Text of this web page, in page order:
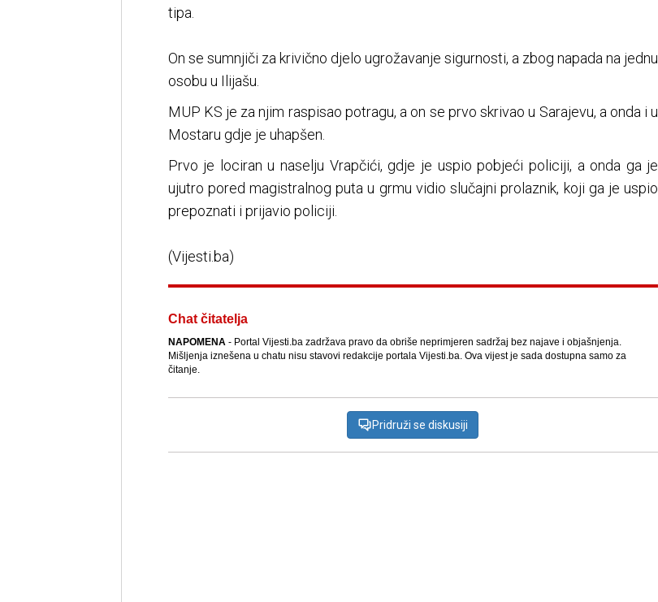
tipa.
On se sumnjiči za krivično djelo ugrožavanje sigurnosti, a zbog napada na jednu
osobu u Ilijašu.
MUP KS je za njim raspisao potragu, a on se prvo skrivao u Sarajevu, a onda i u
Mostaru gdje je uhapšen.
Prvo je lociran u naselju Vrapčići, gdje je uspio pobjeći policiji, a onda ga je
ujutro pored magistralnog puta u grmu vidio slučajni prolaznik, koji ga je uspio
prepoznati i prijavio policiji.
(Vijesti.ba)
Chat čitatelja
NAPOMENA- Portal Vijesti.ba zadržava pravo da obriše neprimjeren sadržaj bez najave i objašnjenja.
Mišljenja iznešena u chatu nisu stavovi redakcije portala Vijesti.ba. Ova vijest je sada dostupna samo za
čitanje.
Pridruži se diskusiji